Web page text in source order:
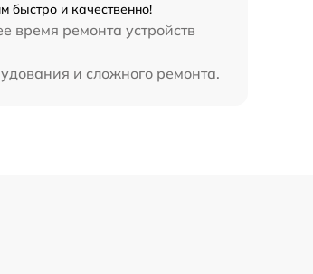
быстро и качественно!
время ремонта устройств
и сложного ремонта.